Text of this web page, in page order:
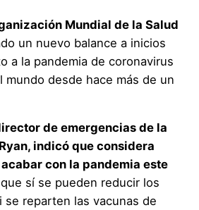
Mundial de la Salud
un nuevo balance a inicios
a la pandemia de coronavirus
mundo desde hace más de un
de emergencias de la
indicó que considera
con la pandemia este
sí se pueden reducir los
se reparten las vacunas de